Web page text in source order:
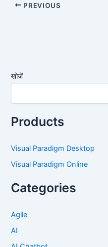
PREVIOUS
खोजें
Products
Visual Paradigm Desktop
Visual Paradigm Online
Categories
Agile
AI